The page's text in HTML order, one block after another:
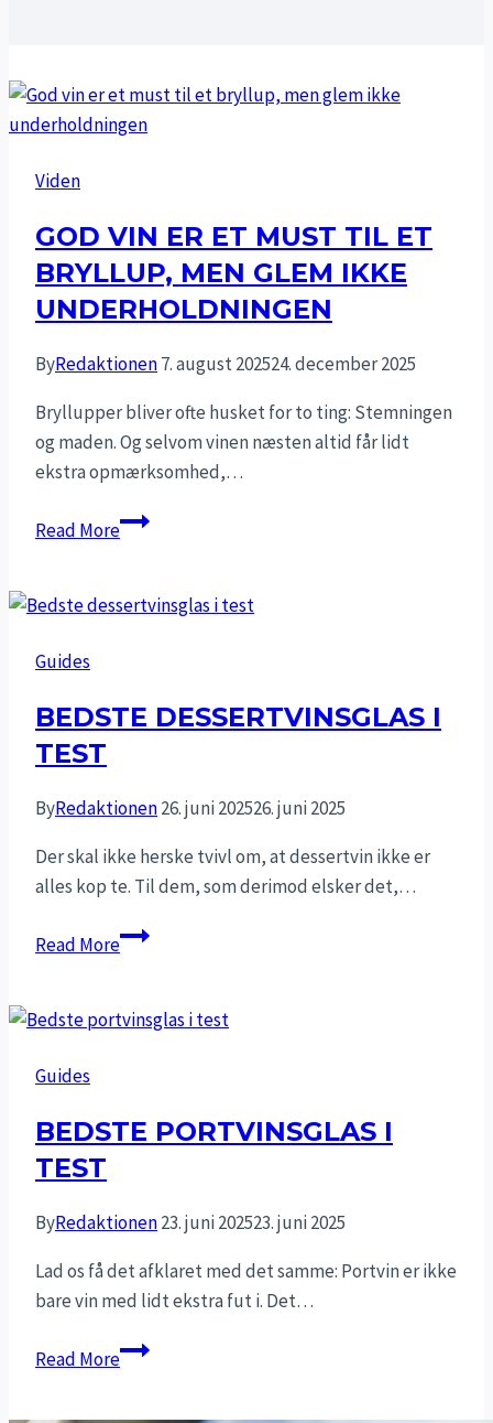
Viden
GOD VIN ER ET MUST TIL ET
BRYLLUP, MEN GLEM IKKE
UNDERHOLDNINGEN
ByRedaktionen7. august 202524. december 2025
Bryllupper bliver ofte husket for to ting: Stemningen
og maden. Og selvom vinen næsten altid får lidt
ekstra opmærksomhed,…
Read MoreGod
et
bryllup,
ikke
underholdningen
Guides
BEDSTE DESSERTVINSGLAS I
TEST
ByRedaktionen26. juni 202526. juni 2025
Der skal ikke herske tvivl om, at dessertvin ikke er
alles kop te. Til dem, som derimod elsker det,…
Read MoreBedste
test
Guides
BEDSTE PORTVINSGLAS I
TEST
ByRedaktionen23. juni 202523. juni 2025
Lad os få det afklaret med det samme: Portvin er ikke
bare vin med lidt ekstra fut i. Det…
Read MoreBedste